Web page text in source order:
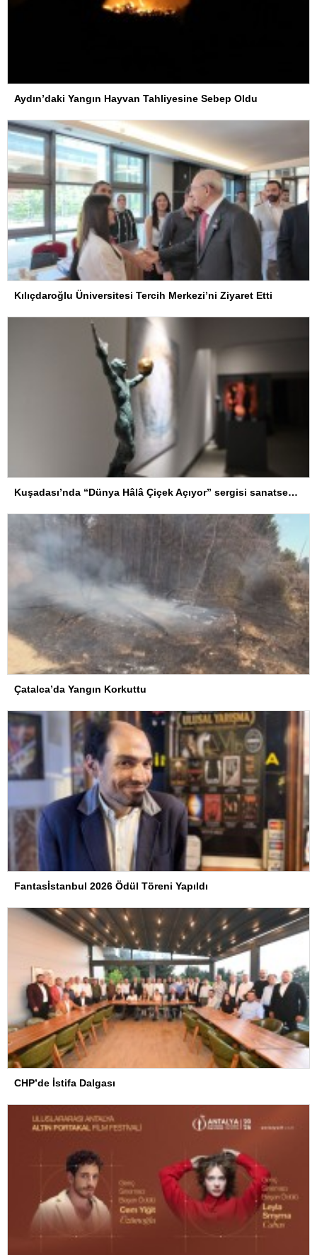
Aydın’daki Yangın Hayvan Tahliyesine Sebep Oldu
Kılıçdaroğlu Üniversitesi Tercih Merkezi’ni Ziyaret Etti
Kuşadası’nda “Dünya Hâlâ Çiçek Açıyor” sergisi sanatseverlerle buluşuyor
Çatalca’da Yangın Korkuttu
Fantasİstanbul 2026 Ödül Töreni Yapıldı
CHP’de İstifa Dalgası